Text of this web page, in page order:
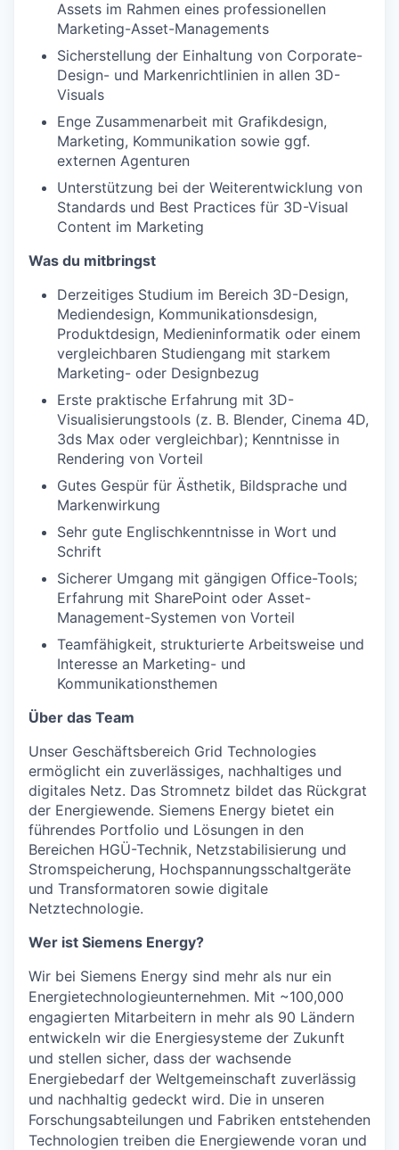
Assets im Rahmen eines professionellen
Marketing-Asset-Managements
Sicherstellung der Einhaltung von Corporate-
Design- und Markenrichtlinien in allen 3D-
Visuals
Enge Zusammenarbeit mit Grafikdesign,
Marketing, Kommunikation sowie ggf.
externen Agenturen
Unterstützung bei der Weiterentwicklung von
Standards und Best Practices für 3D-Visual
Content im Marketing
Was du mitbringst
Derzeitiges Studium im Bereich 3D-Design,
Mediendesign, Kommunikationsdesign,
Produktdesign, Medieninformatik oder einem
vergleichbaren Studiengang mit starkem
Marketing- oder Designbezug
Erste praktische Erfahrung mit 3D-
Visualisierungstools (z. B. Blender, Cinema 4D,
3ds Max oder vergleichbar); Kenntnisse in
Rendering von Vorteil
Gutes Gespür für Ästhetik, Bildsprache und
Markenwirkung
Sehr gute Englischkenntnisse in Wort und
Schrift
Sicherer Umgang mit gängigen Office-Tools;
Erfahrung mit SharePoint oder Asset-
Management-Systemen von Vorteil
Teamfähigkeit, strukturierte Arbeitsweise und
Interesse an Marketing- und
Kommunikationsthemen
Über das Team
Unser Geschäftsbereich Grid Technologies
ermöglicht ein zuverlässiges, nachhaltiges und
digitales Netz. Das Stromnetz bildet das Rückgrat
der Energiewende. Siemens Energy bietet ein
führendes Portfolio und Lösungen in den
Bereichen HGÜ-Technik, Netzstabilisierung und
Stromspeicherung, Hochspannungsschaltgeräte
und Transformatoren sowie digitale
Netztechnologie.
Wer ist Siemens Energy?
Wir bei Siemens Energy sind mehr als nur ein
Energietechnologieunternehmen. Mit ~100,000
engagierten Mitarbeitern in mehr als 90 Ländern
entwickeln wir die Energiesysteme der Zukunft
und stellen sicher, dass der wachsende
Energiebedarf der Weltgemeinschaft zuverlässig
und nachhaltig gedeckt wird. Die in unseren
Forschungsabteilungen und Fabriken entstehenden
Technologien treiben die Energiewende voran und